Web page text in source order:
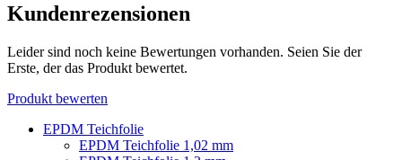
Kundenrezensionen
Leider sind noch keine Bewertungen vorhanden. Seien Sie der
Erste, der das Produkt bewertet.
Produkt bewerten
EPDM Teichfolie
EPDM Teichfolie 1,02 mm